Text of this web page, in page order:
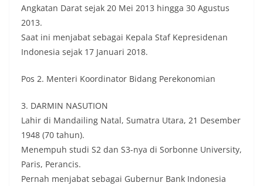
Angkatan Darat sejak 20 Mei 2013 hingga 30 Agustus
2013.
Saat ini menjabat sebagai Kepala Staf Kepresidenan
Indonesia sejak 17 Januari 2018.
Pos 2. Menteri Koordinator Bidang Perekonomian
3. DARMIN NASUTION
Lahir di Mandailing Natal, Sumatra Utara, 21 Desember
1948 (70 tahun).
Menempuh studi S2 dan S3-nya di Sorbonne University,
Paris, Perancis.
Pernah menjabat sebagai Gubernur Bank Indonesia